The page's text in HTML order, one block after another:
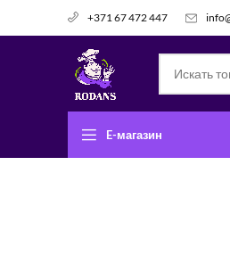
+371 67 472 447
E-магазин